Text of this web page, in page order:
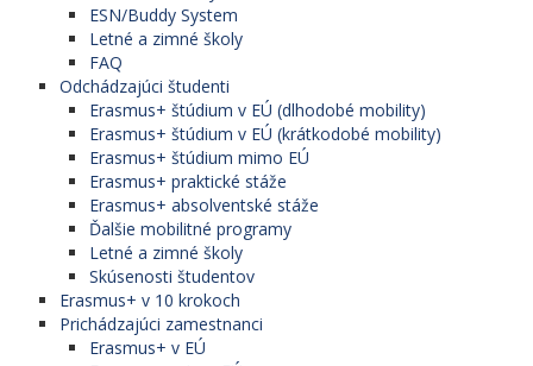
ESN/Buddy System
Letné a zimné školy
FAQ
Odchádzajúci študenti
Erasmus+ štúdium v EÚ (dlhodobé mobility)
Erasmus+ štúdium v EÚ (krátkodobé mobility)
Erasmus+ štúdium mimo EÚ
Erasmus+ praktické stáže
Erasmus+ absolventské stáže
Ďalšie mobilitné programy
Letné a zimné školy
Skúsenosti študentov
Erasmus+ v 10 krokoch
Prichádzajúci zamestnanci
Erasmus+ v EÚ